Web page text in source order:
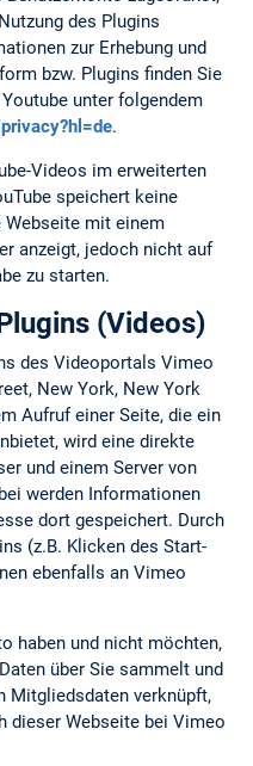
des Plugins
zur Erhebung und
bzw. Plugins finden Sie
unter folgendem
.
Videos im erweiterten
speichert keine
Webseite mit einem
anzeigt, jedoch nicht auf
zu starten.
(Videos)
des Videoportals Vimeo
New York, New York
Aufruf einer Seite, die ein
wird eine direkte
und einem Server von
werden Informationen
dort gespeichert. Durch
(z.B. Klicken des Start-
ebenfalls an Vimeo
haben und nicht möchten,
über Sie sammelt und
Mitgliedsdaten verknüpft,
dieser Webseite bei Vimeo